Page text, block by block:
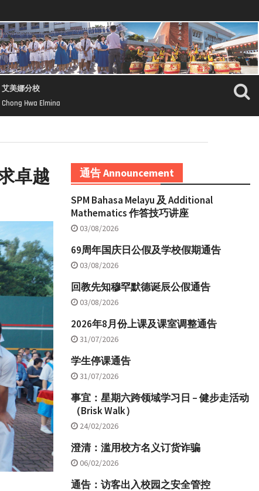
艾美娜分校
Chong Hwa Elmina
卓越 通告 Announcement
SPM Bahasa Melayu 及 Additional
Mathematics 作答技巧讲座
03/08/2026
69周年国庆日公假及学校假期通告
03/08/2026
回教先知穆罕默德诞辰公假通告
03/08/2026
2026年8月份上课及课室调整通告
31/07/2026
学生停课通告
31/07/2026
事宜：星期六跨领域学习日 – 健步走活动
（Brisk Walk）
24/02/2026
澄清：滥用校方名义订货诈骗
06/02/2026
通告：访客出入校园之安全管控